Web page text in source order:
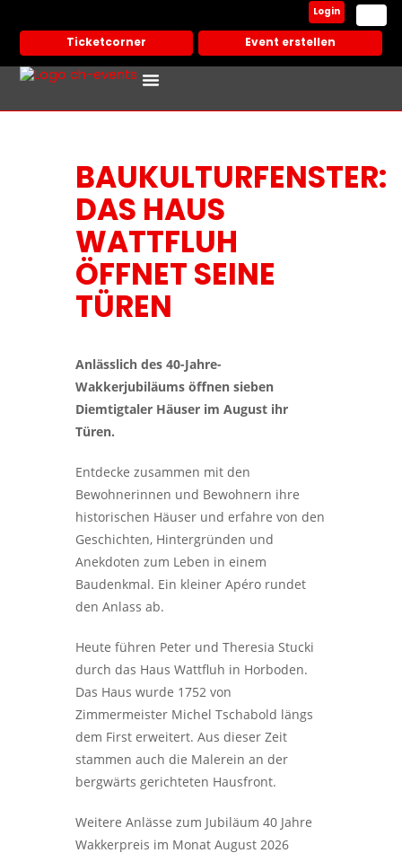
Ticketcorner Event erstellen
Login
BAUKULTURFENSTER:
DAS HAUS
WATTFLUH
ÖFFNET SEINE
TÜREN
Anlässlich des 40-Jahre-
Wakkerjubiläums öffnen sieben
Diemtigtaler Häuser im August ihr
Türen.
Entdecke zusammen mit den
Bewohnerinnen und Bewohnern ihre
historischen Häuser und erfahre von den
Geschichten, Hintergründen und
Anekdoten zum Leben in einem
Baudenkmal. Ein kleiner Apéro rundet
den Anlass ab.
Heute führen Peter und Theresia Stucki
durch das Haus Wattfluh in Horboden.
Das Haus wurde 1752 von
Zimmermeister Michel Tschabold längs
dem First erweitert. Aus dieser Zeit
stammen auch die Malerein an der
bergwärts gerichteten Hausfront.
Weitere Anlässe zum Jubiläum 40 Jahre
Wakkerpreis im Monat August 2026